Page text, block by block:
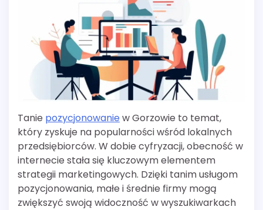
Tanie pozycjonowanie w Gorzowie to temat,
który zyskuje na popularności wśród lokalnych
przedsiębiorców. W dobie cyfryzacji, obecność w
internecie stała się kluczowym elementem
strategii marketingowych. Dzięki tanim usługom
pozycjonowania, małe i średnie firmy mogą
zwiększyć swoją widoczność w wyszukiwarkach